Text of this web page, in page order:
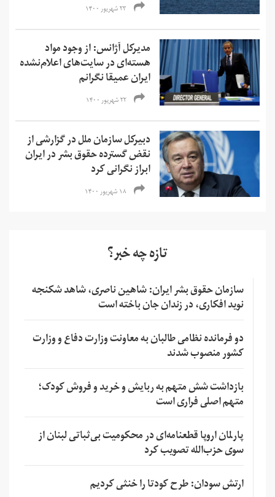
۲۳ شهریور ۱۴۰۰
مدیرکل آژانس: از وجود مواد
هسته‌ای در سایت‌های اعلام‌نشده
ایران عمیقا نگرانم
۲۲ شهریور ۱۴۰۰
دبیرکل سازمان ملل در گزارشی از
نقض گسترده حقوق بشر در ایران
ابراز نگرانی کرد
۱۸ شهریور ۱۴۰۰
تازه چه خبر؟
سازمان حقوق بشر ایران: شاهین ناصری، شاهد شکنجه
نوید افکاری، در زندان جان باخته است
دو فرمانده نظامی طالبان به معاونت وزارت دفاع و وزارت
کشور منصوب شدند
بازداشت شش متهم به ربایش و خرید و فروش کودک؛
متهم اصلی فراری است
پارلمان اروپا قطعنامه‌ای در محکومیت بی‌ثباتی لبنان از
سوی حزب‌الله تصویب کرد
ارتش سودان: طرح کودتا را خنثی کردیم